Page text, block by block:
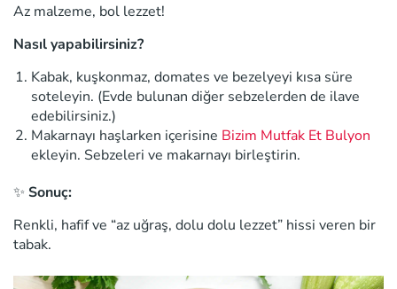
Az malzeme, bol lezzet!
Nasıl yapabilirsiniz?
Kabak, kuşkonmaz, domates ve bezelyeyi kısa süre
soteleyin. (Evde bulunan diğer sebzelerden de ilave
edebilirsiniz.)
Makarnayı haşlarken içerisine Bizim Mutfak Et Bulyon
ekleyin. Sebzeleri ve makarnayı birleştirin.
✨ Sonuç:
Renkli, hafif ve “az uğraş, dolu dolu lezzet” hissi veren bir
tabak.